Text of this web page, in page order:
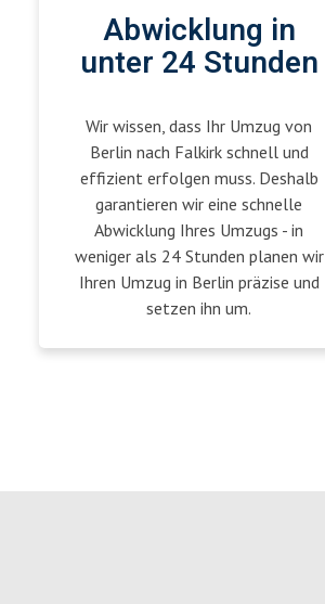
Abwicklung in
unter 24 Stunden
Wir wissen, dass Ihr Umzug von
Berlin nach Falkirk schnell und
effizient erfolgen muss. Deshalb
garantieren wir eine schnelle
Abwicklung Ihres Umzugs - in
weniger als 24 Stunden planen wir
Ihren Umzug in Berlin präzise und
setzen ihn um.